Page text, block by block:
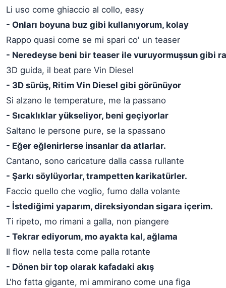
Li uso come ghiaccio al collo, easy
- Onları boyuna buz gibi kullanıyorum, kolay
Rappo quasi come se mi spari co' un teaser
- Neredeyse beni bir teaser ile vuruyormuşsun gibi
3D guida, il beat pare Vin Diesel
- 3D sürüş, Ritim Vin Diesel gibi görünüyor
Si alzano le temperature, me la passano
- Sıcaklıklar yükseliyor, beni geçiyorlar
Saltano le persone pure, se la spassano
- Eğer eğlenirlerse insanlar da atlarlar.
Cantano, sono caricature dalla cassa rullante
- Şarkı söylüyorlar, trampetten karikatürler.
Faccio quello che voglio, fumo dalla volante
- İstediğimi yaparım, direksiyondan sigara içerim.
Ti ripeto, mo rimani a galla, non piangere
- Tekrar ediyorum, mo ayakta kal, ağlama
Il flow nella testa come palla rotante
- Dönen bir top olarak kafadaki akış
L'ho fatta gigante, mi ammirano come una figa